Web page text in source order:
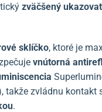
zväčšený
sklíčko, ktoré je
vnútorná
takže zvládnu kontakt
.